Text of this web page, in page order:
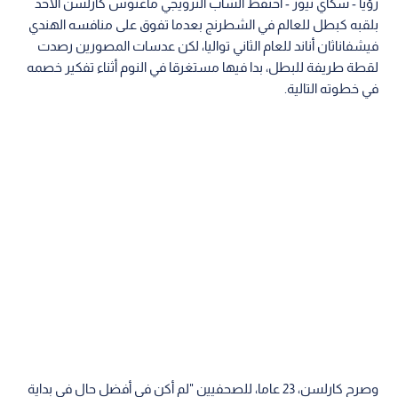
بلقبه كبطل للعالم في الشطرنج بعدما تفوق على منافسه الهندي
فيشفاناثان أناند للعام الثاني تواليا، لكن عدسات المصورين رصدت
لقطة طريفة للبطل، بدا فيها مستغرقا في النوم أثناء تفكير خصمه
في خطوته التالية.
وصرح كارلسن، 23 عاما، للصحفيين "لم أكن في أفضل حال في بداية